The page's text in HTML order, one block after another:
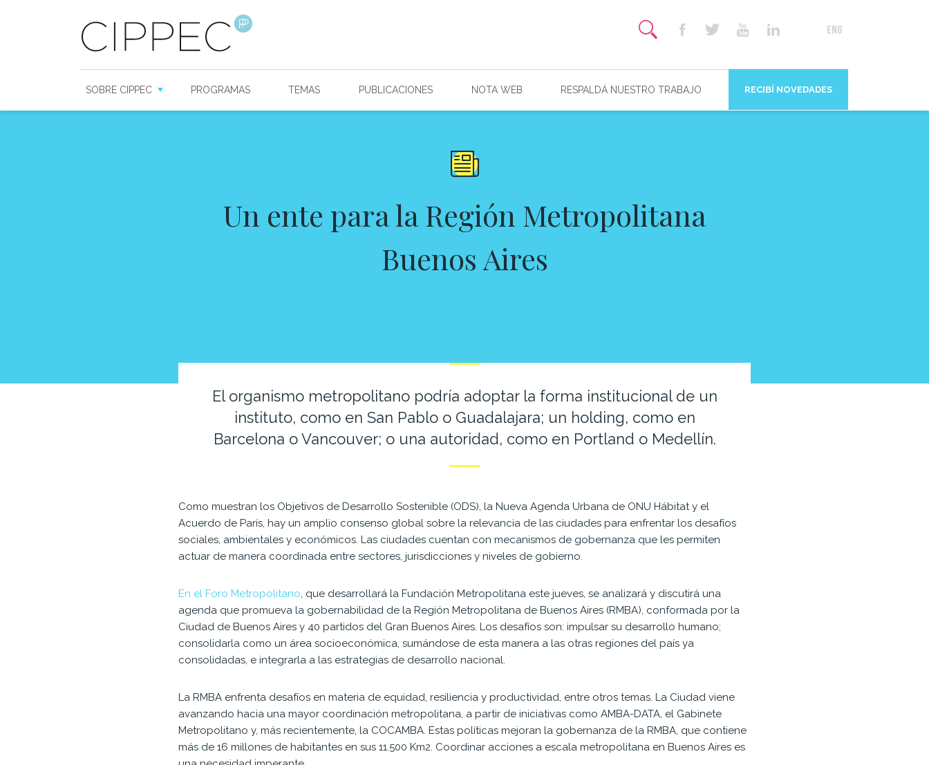
SOBRE CIPPEC PROGRAMAS TEMAS PUBLICACIONES NOTA WEB RESPALDÁ NUESTRO TRABAJO RECIBÍ NOVEDADES
Un ente para la Región Metropolitana
Buenos Aires
El organismo metropolitano podría adoptar la forma institucional de un
instituto, como en San Pablo o Guadalajara; un holding, como en
Barcelona o Vancouver; o una autoridad, como en Portland o Medellín.
Como muestran los Objetivos de Desarrollo Sostenible (ODS), la Nueva Agenda Urbana de ONU Hábitat y el
Acuerdo de París, hay un amplio consenso global sobre la relevancia de las ciudades para enfrentar los desafíos
sociales, ambientales y económicos. Las ciudades cuentan con mecanismos de gobernanza que les permiten
actuar de manera coordinada entre sectores, jurisdicciones y niveles de gobierno.
En el Foro Metropolitano, que desarrollará la Fundación Metropolitana este jueves, se analizará y discutirá una
agenda que promueva la gobernabilidad de la Región Metropolitana de Buenos Aires (RMBA), conformada por la
Ciudad de Buenos Aires y 40 partidos del Gran Buenos Aires. Los desafíos son: impulsar su desarrollo humano;
consolidarla como un área socioeconómica, sumándose de esta manera a las otras regiones del país ya
consolidadas, e integrarla a las estrategias de desarrollo nacional.
La RMBA enfrenta desafíos en materia de equidad, resiliencia y productividad, entre otros temas. La Ciudad viene
avanzando hacia una mayor coordinación metropolitana, a partir de iniciativas como AMBA-DATA, el Gabinete
Metropolitano y, más recientemente, la COCAMBA. Estas políticas mejoran la gobernanza de la RMBA, que contiene
más de 16 millones de habitantes en sus 11.500 Km2. Coordinar acciones a escala metropolitana en Buenos Aires es